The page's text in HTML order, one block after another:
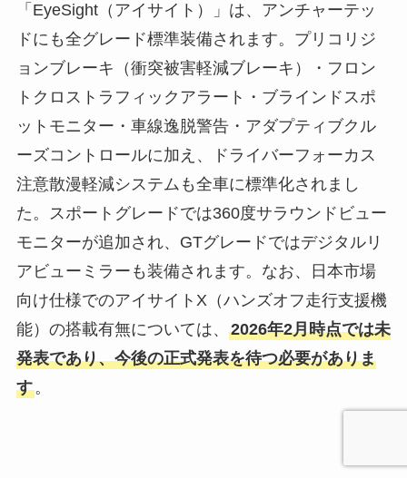
「EyeSight（アイサイト）」は、アンチャーテッ
ドにも全グレード標準装備されます。プリコリジ
ョンブレーキ（衝突被害軽減ブレーキ）・フロン
トクロストラフィックアラート・ブラインドスポ
ットモニター・車線逸脱警告・アダプティブクル
ーズコントロールに加え、ドライバーフォーカス
注意散漫軽減システムも全車に標準化されまし
た。スポートグレードでは360度サラウンドビュー
モニターが追加され、GTグレードではデジタルリ
アビューミラーも装備されます。なお、日本市場
向け仕様でのアイサイトX（ハンズオフ走行支援機
能）の搭載有無については、 2026年2月時点では未
発表であり、今後の正式発表を待つ必要がありま
す。